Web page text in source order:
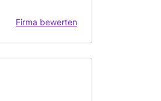
Firma bewerten